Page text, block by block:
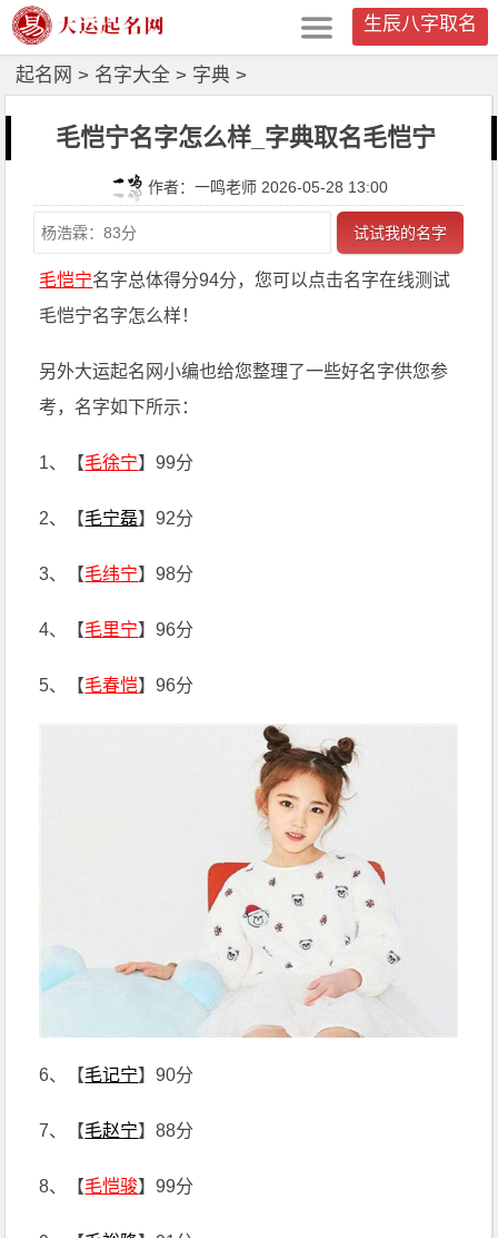
生辰八字取名
起名网 > 名字大全 > 字典 >
毛恺宁名字怎么样_字典取名毛恺宁
作者：一鸣老师 2026-05-28 13:00
试试我的名字
毛恺宁名字总体得分94分，您可以点击名字在线测试
毛恺宁名字怎么样！
另外大运起名网小编也给您整理了一些好名字供您参
考，名字如下所示：
1、【毛徐宁】99分
2、【毛宁磊】92分
3、【毛纬宁】98分
4、【毛里宁】96分
5、【毛春恺】96分
6、【毛记宁】90分
7、【毛赵宁】88分
8、【毛恺骏】99分